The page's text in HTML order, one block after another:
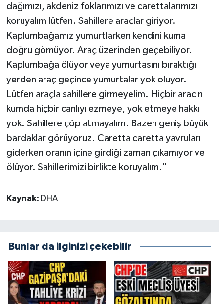
dağımızı, akdeniz foklarımızı ve carettalarımızı
koruyalım lütfen. Sahillere araçlar giriyor.
Kaplumbağamız yumurtlarken kendini kuma
doğru gömüyor. Araç üzerinden geçebiliyor.
Kaplumbağa ölüyor veya yumurtasını bıraktığı
yerden araç geçince yumurtalar yok oluyor.
Lütfen araçla sahillere girmeyelim. Hiçbir aracın
kumda hiçbir canlıyı ezmeye, yok etmeye hakkı
yok. Sahillere çöp atmayalım. Bazen geniş büyük
bardaklar görüyoruz. Caretta caretta yavruları
giderken oranın içine girdiği zaman çıkamıyor ve
ölüyor. Sahillerimizi birlikte koruyalım."
Kaynak: DHA
Bunlar da ilginizi çekebilir